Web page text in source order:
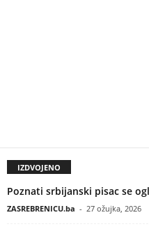
IZDVOJENO
Poznati srbijanski pisac se
ZASREBRENICU.ba - 27 ožujka, 2026